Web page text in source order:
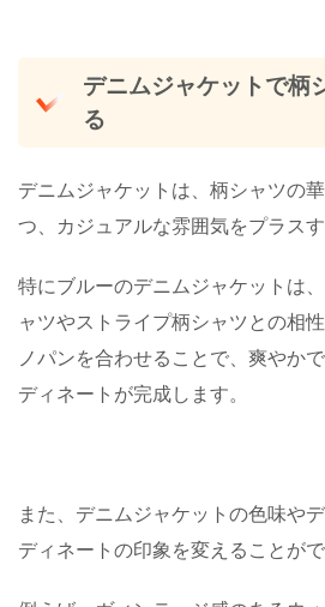
デニムジャケットで柄
る
デニムジャケットは、柄シャツの
つ、カジュアルな雰囲気をプラス
特にブルーのデニムジャケットは
ャツやストライプ柄シャツとの相
ノパンを合わせることで、爽やか
ディネートが完成します。
また、デニムジャケットの色味や
ディネートの印象を変えることがで